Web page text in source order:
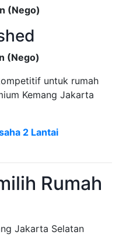
(Nego)
(Nego)
untuk rumah
Kemang Jakarta
2 Lantai
Rumah
Jakarta Selatan